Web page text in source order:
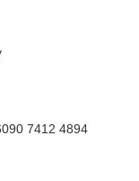
7412 4894